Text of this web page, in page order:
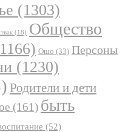
(1303)
(18) Общество
Ошо (33) Персоны
(1230)
Родители и дети
(161) быть
(52)